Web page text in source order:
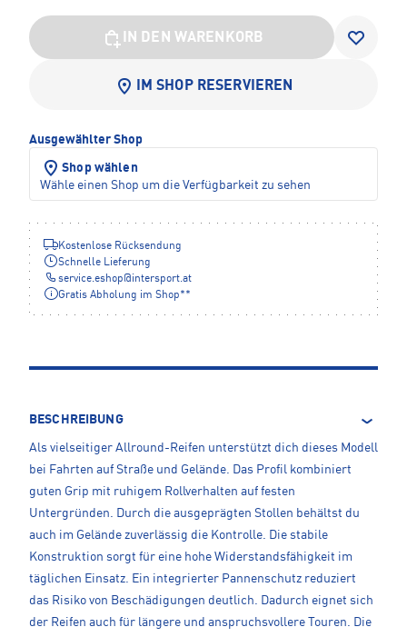
IN DEN WARENKORB
IM SHOP RESERVIEREN
Ausgewählter Shop
Shop wählen
Wähle einen Shop um die Verfügbarkeit zu sehen
Kostenlose Rücksendung
Schnelle Lieferung
service.eshop@intersport.at
Gratis Abholung im Shop**
BESCHREIBUNG
Als vielseitiger Allround-Reifen unterstützt dich dieses Modell
bei Fahrten auf Straße und Gelände. Das Profil kombiniert
guten Grip mit ruhigem Rollverhalten auf festen
Untergründen. Durch die ausgeprägten Stollen behältst du
auch im Gelände zuverlässig die Kontrolle. Die stabile
Konstruktion sorgt für eine hohe Widerstandsfähigkeit im
täglichen Einsatz. Ein integrierter Pannenschutz reduziert
das Risiko von Beschädigungen deutlich. Dadurch eignet sich
der Reifen auch für längere und anspruchsvollere Touren. Die